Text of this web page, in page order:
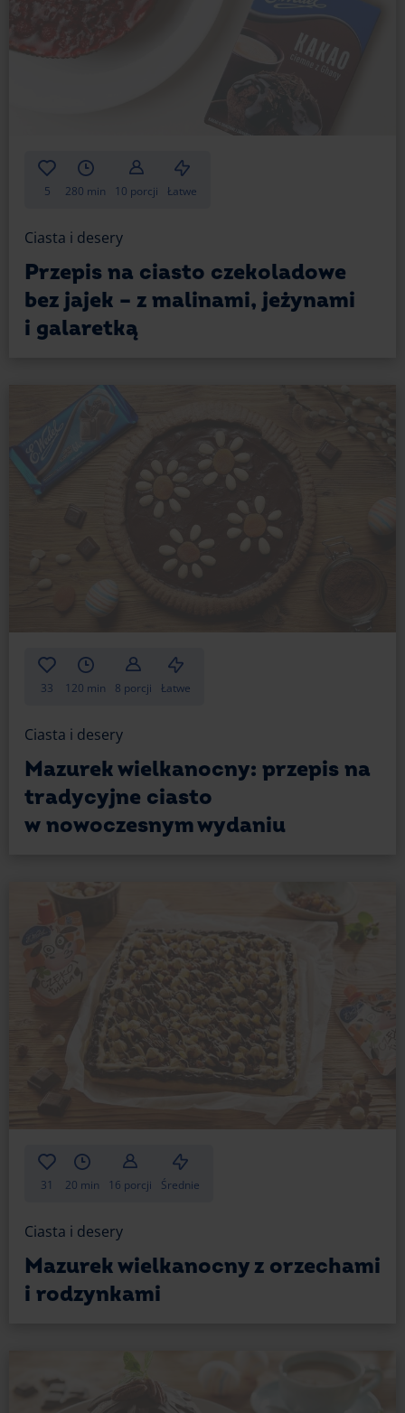
5 280 min 10 porcji Łatwe
Ciasta i desery
Przepis na ciasto czekoladowe
bez jajek – z malinami, jeżynami
i galaretką
33 120 min 8 porcji Łatwe
Ciasta i desery
Mazurek wielkanocny: przepis na
tradycyjne ciasto
w nowoczesnym wydaniu
31 20 min 16 porcji Średnie
Ciasta i desery
Mazurek wielkanocny z orzechami
i rodzynkami